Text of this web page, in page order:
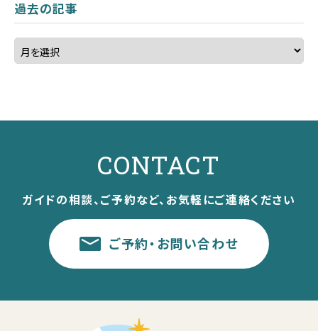
過去の記事
CONTACT
ガイドの相談、ご予約など、お気軽にご連絡ください
ご予約・お問い合わせ